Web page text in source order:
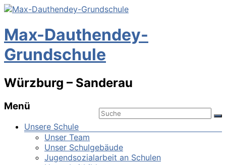
Max-Dauthendey-
Grundschule
Würzburg – Sanderau
Menü
Unsere Schule
Unser Team
Unser Schulgebäude
Jugendsozialarbeit an Schulen